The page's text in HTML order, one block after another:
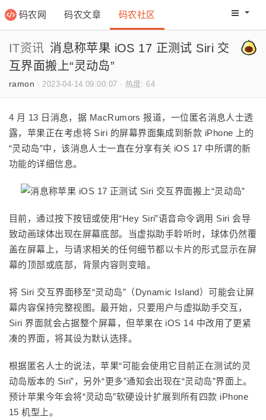
码农网 码农文章 码农社区 码农网
IT资讯 消息称苹果 iOS 17 正测试 Siri 交
互界面搬上“灵动岛”
ramon ·2023-04-14 09:00:07 · 热度: 64
4 月 13 日消息，据 MacRumors 报道，一位匿名消息人士透
露，苹果正在考虑将 Siri 的屏幕界面集成到新款 iPhone 上的
“灵动岛”中，该消息人士一直在分享有关 iOS 17 中所谓的新
功能的详细信息。
目前，通过按下按钮或使用“Hey Siri”语音命令调用 Siri 会导
致动画球体出现在屏幕底部。当虚拟助手聆听时，球体仍然覆
盖在屏幕上，与请求相关的任何细节都以卡片的形式显示在屏
幕的顶部或底部，背景内容则变暗。
将 Siri 交互界面移至“灵动岛”（Dynamic Island）可能会让屏
幕内容保持完整视图。最开始，只要用户与虚拟助手交互，
Siri 界面就会占据整个屏幕，但苹果在 iOS 14 中改用了更紧
凑的界面，将其设为默认选择。
根据匿名人士的说法，苹果“可能会使用它目前正在测试的灵
动岛版本的 Siri”，另外“更多”通知会出现在“灵动岛”界面上。
预计苹果今年会将“灵动岛”软硬设计扩展到所有四款 iPhone
15 机型上。